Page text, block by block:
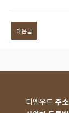
다음글
디엠우드 주소